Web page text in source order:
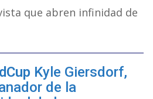
que abren infinidad de
Kyle Giersdorf,
de la